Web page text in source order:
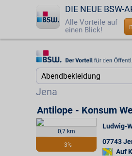
DIE NEUE BSW-
Alle Vorteile auf
einen Blick!
Startseite
Jetzt BSW-Mitglied werden
Login
☎ 0800 - 279 25 82
Jena
Startseite
0,7 km
3%
Ludwig-
07743
Auf